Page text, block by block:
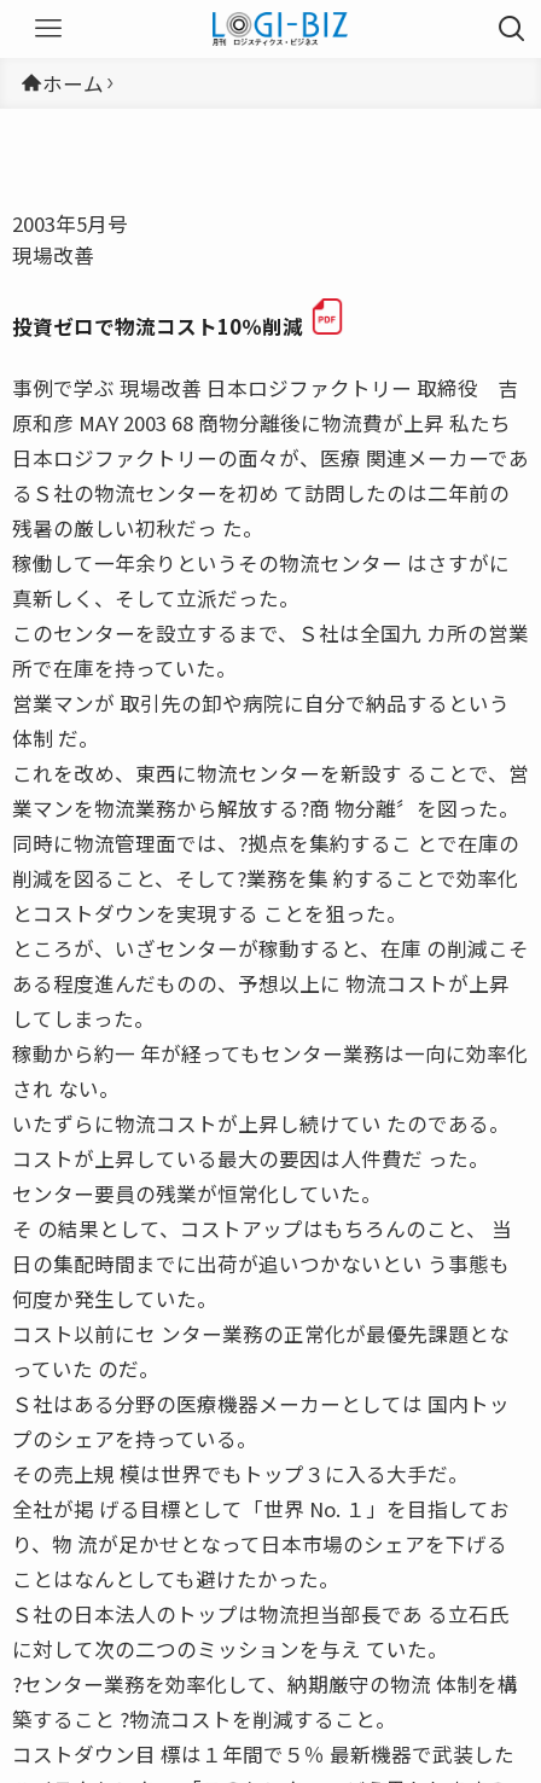
ホーム
2003年5月号
現場改善
投資ゼロで物流コスト10％削減
事例で学ぶ 現場改善 日本ロジファクトリー 取締役 吉
原和彦 MAY 2003 68 商物分離後に物流費が上昇 私たち
日本ロジファクトリーの面々が、医療 関連メーカーであ
るＳ社の物流センターを初め て訪問したのは二年前の
残暑の厳しい初秋だっ た。
稼働して一年余りというその物流センター はさすがに
真新しく、そして立派だった。
このセンターを設立するまで、Ｓ社は全国九 カ所の営業
所で在庫を持っていた。
営業マンが 取引先の卸や病院に自分で納品するという
体制 だ。
これを改め、東西に物流センターを新設す ることで、営
業マンを物流業務から解放する?商 物分離〞を図った。
同時に物流管理面では、?拠点を集約するこ とで在庫の
削減を図ること、そして?業務を集 約することで効率化
とコストダウンを実現する ことを狙った。
ところが、いざセンターが稼動すると、在庫 の削減こそ
ある程度進んだものの、予想以上に 物流コストが上昇
してしまった。
稼動から約一 年が経ってもセンター業務は一向に効率化
され ない。
いたずらに物流コストが上昇し続けてい たのである。
コストが上昇している最大の要因は人件費だ った。
センター要員の残業が恒常化していた。
そ の結果として、コストアップはもちろんのこと、 当
日の集配時間までに出荷が追いつかないとい う事態も
何度か発生していた。
コスト以前にセ ンター業務の正常化が最優先課題とな
っていた のだ。
Ｓ社はある分野の医療機器メーカーとしては 国内トッ
プのシェアを持っている。
その売上規 模は世界でもトップ３に入る大手だ。
全社が掲 げる目標として「世界 No. １」を目指してお
り、物 流が足かせとなって日本市場のシェアを下げる
ことはなんとしても避けたかった。
Ｓ社の日本法人のトップは物流担当部長であ る立石氏
に対して次の二つのミッションを与え ていた。
?センター業務を効率化して、納期厳守の物流 体制を構
築すること ?物流コストを削減すること。
コストダウン目 標は１年間で５％ 最新機器で武装した